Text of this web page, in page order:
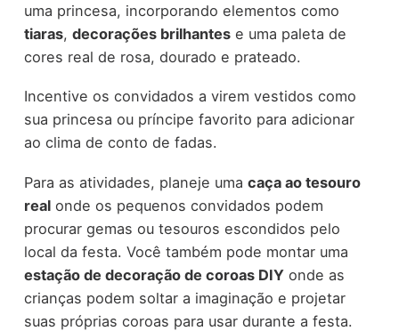
uma princesa, incorporando elementos como
tiaras, decorações brilhantese uma paleta de
cores real de rosa, dourado e prateado.
Incentive os convidados a virem vestidos como
sua princesa ou príncipe favorito para adicionar
ao clima de conto de fadas.
Para as atividades, planeje uma caça ao tesouro
realonde os pequenos convidados podem
procurar gemas ou tesouros escondidos pelo
local da festa. Você também pode montar uma
estação de decoração de coroas DIYonde as
crianças podem soltar a imaginação e projetar
suas próprias coroas para usar durante a festa.